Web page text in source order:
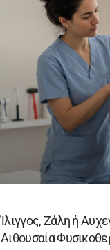
Ίλιγγος, Ζάλη ή
Αιθουσαία